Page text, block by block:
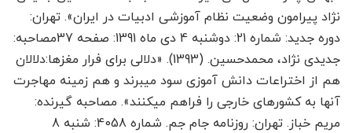
نژاد پیرامون وضعیت نظام آموزشی ادبیات در ایران». تهران:
دوره جدید: شماره 21: دوشنبه 4 دی ماه 1391: صفحه 37مصاحبه:
جدیدی نژاد، محمدحسین. (1393). «دلالی برای فرار مغزها:دلالان
هم از اختراعات دانش آموزی سود می­برند و هم زمینه مهاجرت
آنها به کشورهای خارجی را فراهم می­کنند». مصاحبه گیرنده:
مریم خباز. تهران: روزنامه جام جم. شماره 4058: شنبه 8